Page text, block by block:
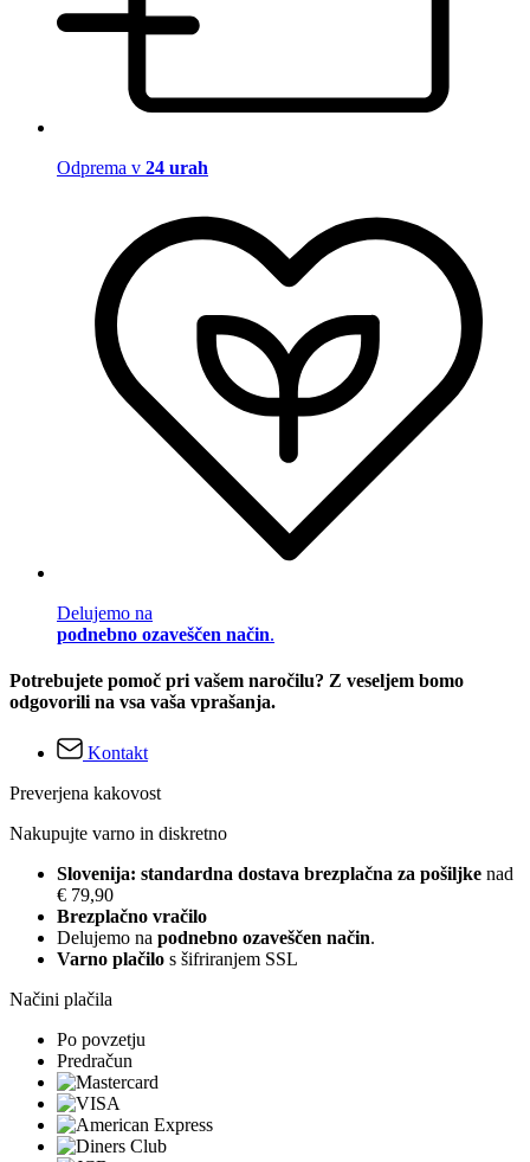
Odprema v 24 urah
Delujemo na
podnebno ozaveščen način.
Potrebujete pomoč pri vašem naročilu? Z veseljem bomo
odgovorili na vsa vaša vprašanja.
Kontakt
Preverjena kakovost
Nakupujte varno in diskretno
Slovenija: standardna dostava brezplačna za pošiljke nad
€ 79,90
Brezplačno vračilo
Delujemo na podnebno ozaveščen način.
Varno plačilo s šifriranjem SSL
Načini plačila
Po povzetju
Predračun